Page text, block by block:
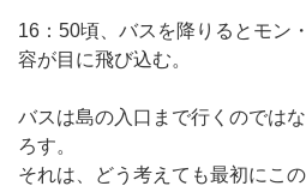
16：50頃、バスを降りるとモン
容が目に飛び込む。
バスは島の入口まで行くのでは
ろす。
それは、どう考えても最初にこ